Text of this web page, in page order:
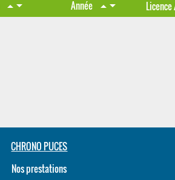
arrow_drop_uparrow_drop_down Année arrow_drop_uparrow_drop_down Licence
CHRONO PUCES
Nos prestations